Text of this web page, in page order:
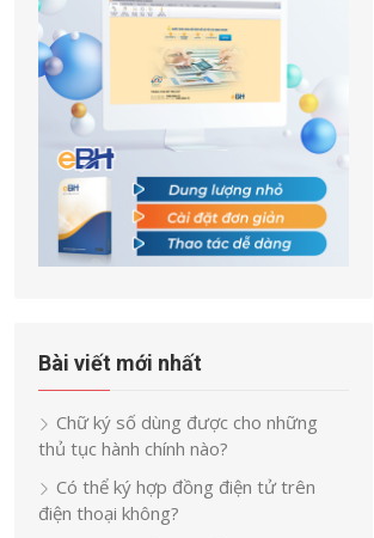
Bài viết mới nhất
Chữ ký số dùng được cho những
thủ tục hành chính nào?
Có thể ký hợp đồng điện tử trên
điện thoại không?